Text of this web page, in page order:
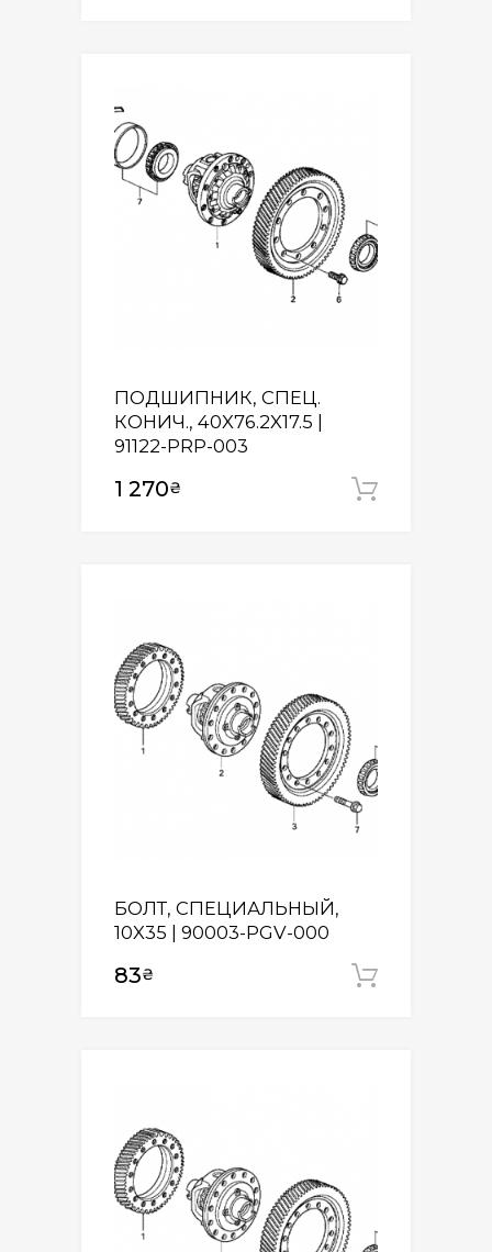
ПОДШИПНИК, СПЕЦ.
КОНИЧ., 40X76.2X17.5 |
91122-PRP-003
1 270₴
БОЛТ, СПЕЦИАЛЬНЫЙ,
10X35 | 90003-PGV-000
83₴